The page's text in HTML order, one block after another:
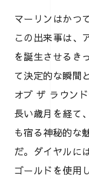
マーリンはかつ
この出来事は、
を誕生させるき
て決定的な瞬間
オブ ザ ラウン
長い歳月を経て
も宿る神秘的な
だ。ダイヤルに
ゴールドを使用